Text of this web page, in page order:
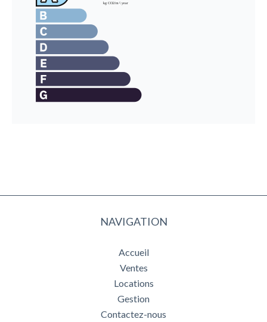
NAVIGATION
Accueil
Ventes
Locations
Gestion
Contactez-nous